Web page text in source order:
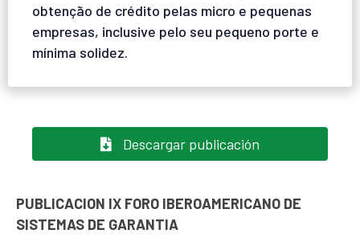
obtenção de crédito pelas micro e pequenas
empresas, inclusive pelo seu pequeno porte e
mínima solidez.
Descargar publicación
PUBLICACION IX FORO IBEROAMERICANO DE
SISTEMAS DE GARANTIA